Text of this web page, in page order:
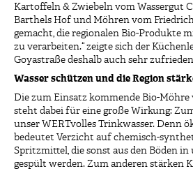
Kartoffeln & Zwiebeln vom Wassergut
Barthels Hof und Möhren vom
gemacht, die regionalen Bio-Produkte
zu verarbeiten.“ zeigte sich der
Goyastraße deshalb auch sehr
Wasser schützen und die Region
Die zum Einsatz kommende Bio-Möhre
steht dabei für eine große Wirkung:
unser WERTvolles Trinkwasser. Denn
bedeutet Verzicht auf chemisch-
Spritzmittel, die sonst aus den Böden in
gespült werden. Zum anderen stärken